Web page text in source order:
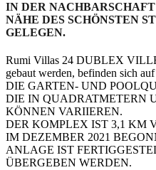
IN DER
NÄHE DES SCHÖNSTEN
GELEGEN.
Rumi Villas 24 DUBLEX
gebaut werden, befinden sich
DIE GARTEN- UND
DIE IN QUADRATMETERN
KÖNNEN VARIIEREN.
DER KOMPLEX IST 3,1 KM
IM DEZEMBER 2021
ANLAGE IST
ÜBERGEBEN WERDEN.